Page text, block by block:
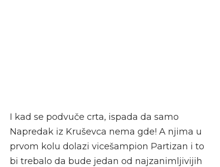
I kad se podvuče crta, ispada da samo
Napredak iz Kruševca nema gde! A njima u
prvom kolu dolazi vicešampion Partizan i to
bi trebalo da bude jedan od najzanimljivijih